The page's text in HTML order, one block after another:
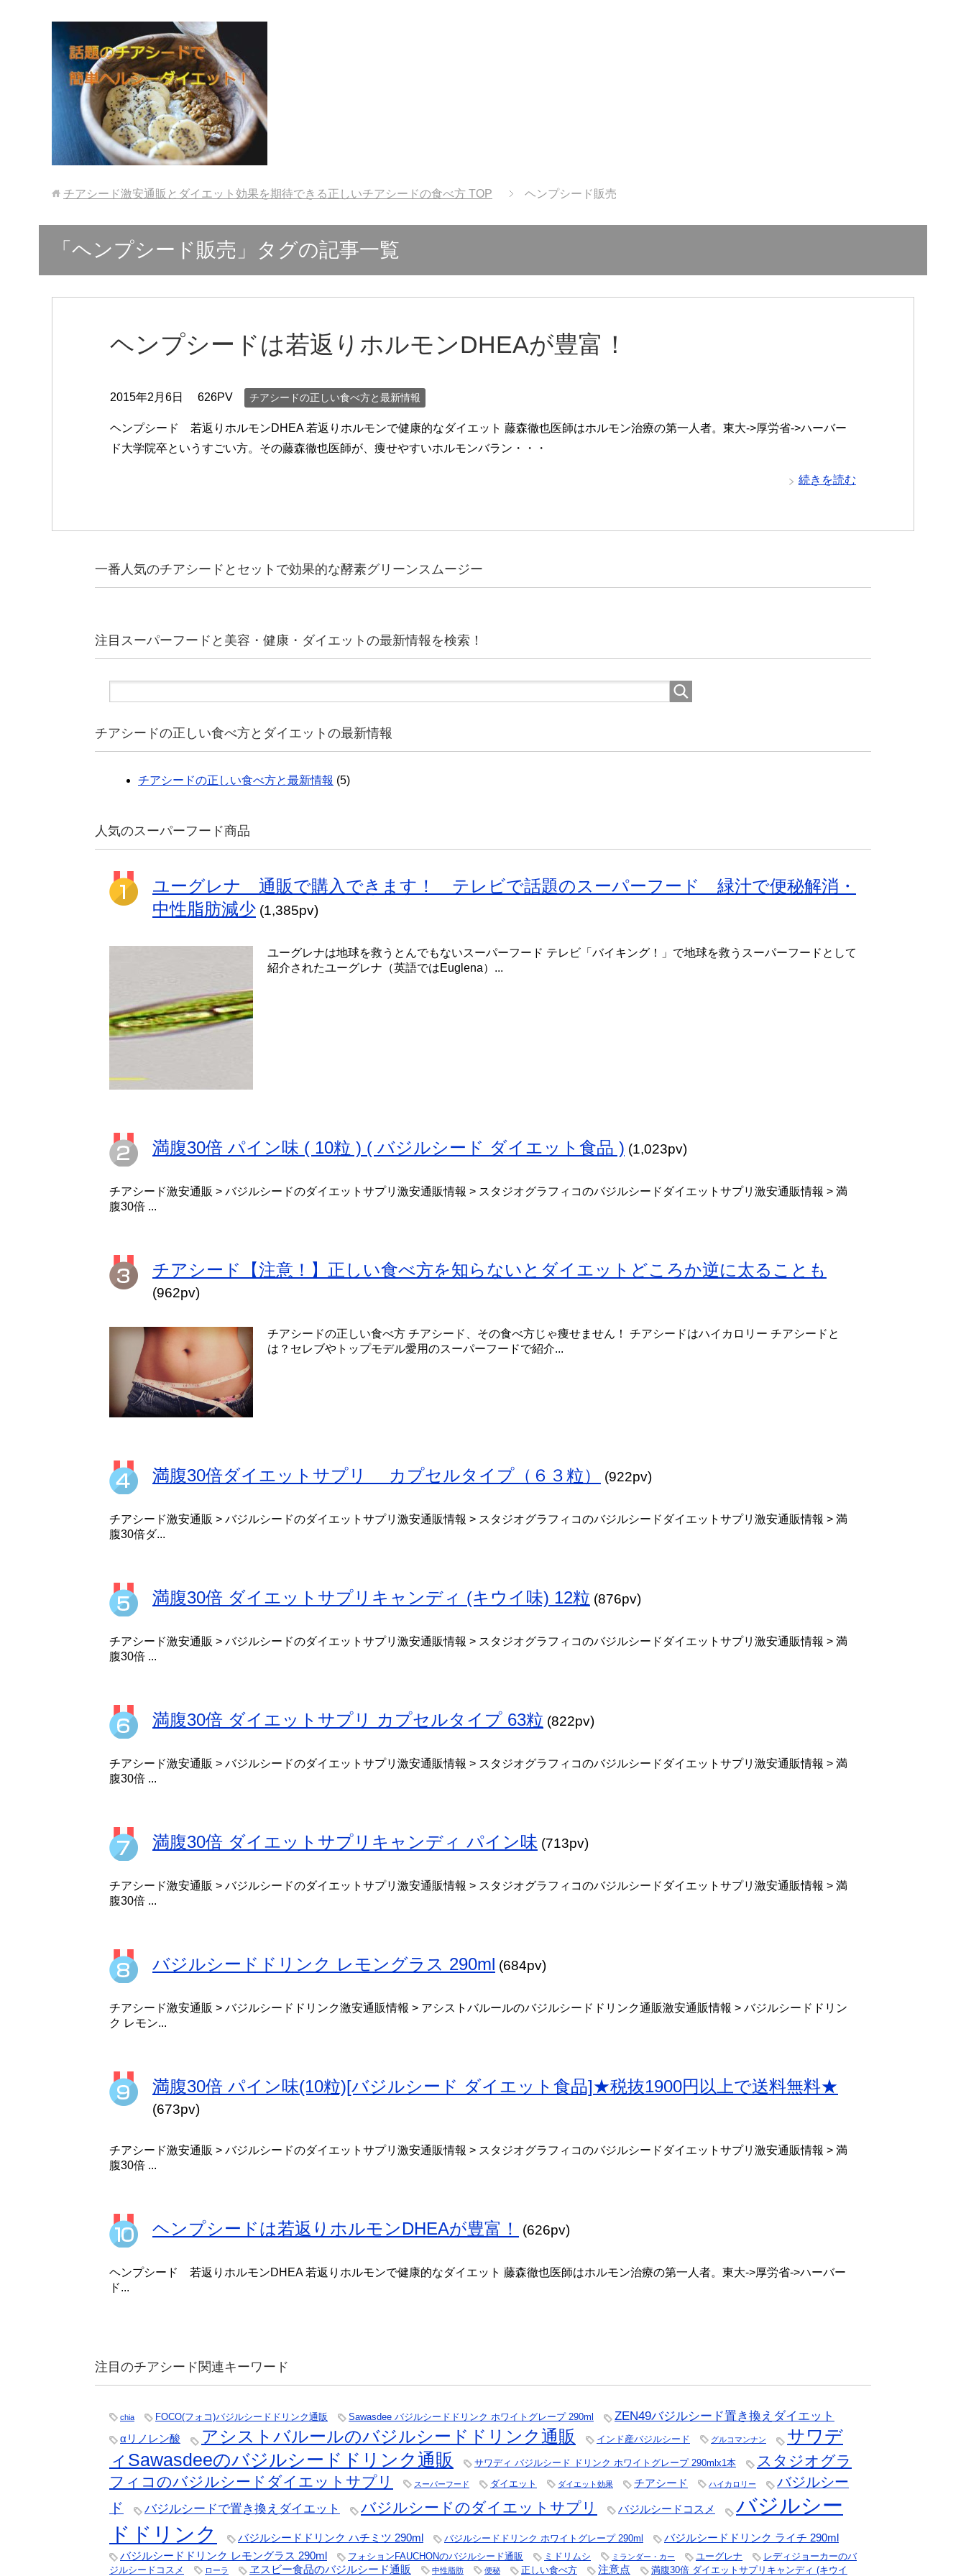
チアシード激安通販とダイエット効果を期待できる正しいチアシードの食べ方 TOP ヘンプシード販売
「ヘンプシード販売」タグの記事一覧
ヘンプシードは若返りホルモンDHEAが豊富！
2015年2月6日 626PV チアシードの正しい食べ方と最新情報
ヘンプシード 若返りホルモンDHEA 若返りホルモンで健康的なダイエット 藤森徹也医師はホルモン治療の第一人者。東大->厚労省->ハーバー
ド大学院卒というすごい方。その藤森徹也医師が、痩せやすいホルモンバラン・・・
続きを読む
一番人気のチアシードとセットで効果的な酵素グリーンスムージー
注目スーパーフードと美容・健康・ダイエットの最新情報を検索！
チアシードの正しい食べ方とダイエットの最新情報
チアシードの正しい食べ方と最新情報 (5)
人気のスーパーフード商品
ユーグレナ 通販で購入できます！ テレビで話題のスーパーフード 緑汁で便秘解消・
中性脂肪減少 (1,385pv)
ユーグレナは地球を救うとんでもないスーパーフード テレビ「バイキング！」で地球を救うスーパーフードとして
紹介されたユーグレナ（英語ではEuglena）...
満腹30倍 パイン味 ( 10粒 ) ( バジルシード ダイエット食品 ) (1,023pv)
チアシード激安通販 > バジルシードのダイエットサプリ激安通販情報 > スタジオグラフィコのバジルシードダイエットサプリ激安通販情報 > 満
腹30倍 ...
チアシード【注意！】正しい食べ方を知らないとダイエットどころか逆に太ることも
(962pv)
チアシードの正しい食べ方 チアシード、その食べ方じゃ痩せません！ チアシードはハイカロリー チアシードと
は？セレブやトップモデル愛用のスーパーフードで紹介...
満腹30倍ダイエットサプリ カプセルタイプ（６３粒） (922pv)
チアシード激安通販 > バジルシードのダイエットサプリ激安通販情報 > スタジオグラフィコのバジルシードダイエットサプリ激安通販情報 > 満
腹30倍ダ...
満腹30倍 ダイエットサプリキャンディ (キウイ味) 12粒 (876pv)
チアシード激安通販 > バジルシードのダイエットサプリ激安通販情報 > スタジオグラフィコのバジルシードダイエットサプリ激安通販情報 > 満
腹30倍 ...
満腹30倍 ダイエットサプリ カプセルタイプ 63粒 (822pv)
チアシード激安通販 > バジルシードのダイエットサプリ激安通販情報 > スタジオグラフィコのバジルシードダイエットサプリ激安通販情報 > 満
腹30倍 ...
満腹30倍 ダイエットサプリキャンディ パイン味 (713pv)
チアシード激安通販 > バジルシードのダイエットサプリ激安通販情報 > スタジオグラフィコのバジルシードダイエットサプリ激安通販情報 > 満
腹30倍 ...
バジルシードドリンク レモングラス 290ml (684pv)
チアシード激安通販 > バジルシードドリンク激安通販情報 > アシストバルールのバジルシードドリンク通販激安通販情報 > バジルシードドリン
ク レモン...
満腹30倍 パイン味(10粒)[バジルシード ダイエット食品]★税抜1900円以上で送料無料★
(673pv)
チアシード激安通販 > バジルシードのダイエットサプリ激安通販情報 > スタジオグラフィコのバジルシードダイエットサプリ激安通販情報 > 満
腹30倍 ...
ヘンプシードは若返りホルモンDHEAが豊富！ (626pv)
ヘンプシード 若返りホルモンDHEA 若返りホルモンで健康的なダイエット 藤森徹也医師はホルモン治療の第一人者。東大->厚労省->ハーバー
ド...
注目のチアシード関連キーワード
chia FOCO(フォコ)バジルシードドリンク通販 Sawasdee バジルシードドリンク ホワイトグレープ 290ml ZEN49バジルシード置き換えダイエット
αリノレン酸 アシストバルールのバジルシードドリンク通販 インド産バジルシード グルコマンナン
サワデ
ィSawasdeeのバジルシードドリンク通販
サワディ バジルシード ドリンク ホワイトグレープ 290mlx1本
スタジオグラ
フィコのバジルシードダイエットサプリ
スーパーフード ダイエット ダイエット効果 チアシード ハイカロリー
バジルシー
ド
バジルシードで置き換えダイエット バジルシードのダイエットサプリ バジルシードコスメ
バジルシー
ドドリンク
バジルシードドリンク ハチミツ 290ml バジルシードドリンク ホワイトグレープ 290ml
バジルシードドリンク ライチ 290ml
バジルシードドリンク レモングラス 290ml
フォションFAUCHONのバジルシード通販 ミドリムシ ミランダー・カー ユーグレナ
レディジョーカーのバ
ジルシードコスメ
ローラ ヱスビー食品のバジルシード通販 中性脂肪 便秘 正しい食べ方 注意点 満腹30倍 ダイエットサプリキャンディ (キウイ